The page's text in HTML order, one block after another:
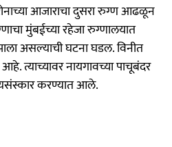
आजाराचा दुसरा रुग्ण आढळून
मुंबईच्या रहेजा रुग्णालयात
असल्याची घटना घडल. विनीत
त्याच्यावर नायगावच्या पाचूबंदर
करण्यात आले.